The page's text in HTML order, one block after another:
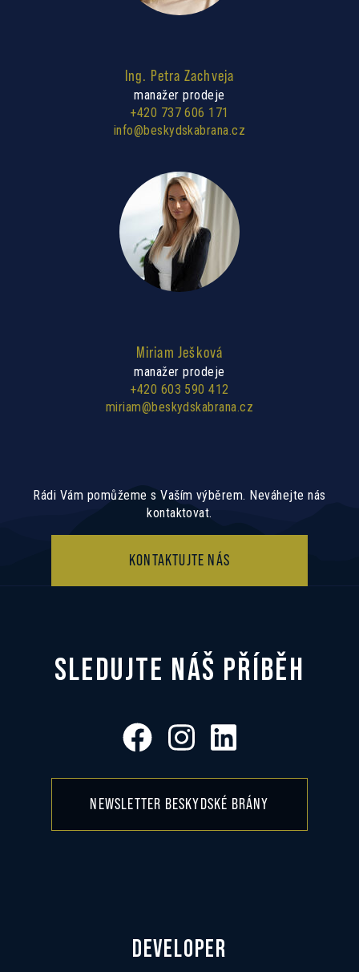
Ing. Petra Zachveja
manažer prodeje
+420 737 606 171
info@beskydskabrana.cz
Miriam Ješková
manažer prodeje
+420 603 590 412
miriam@beskydskabrana.cz
Rádi Vám pomůžeme s Vaším výběrem. Neváhejte nás
kontaktovat.
KONTAKTUJTE NÁS
SLEDUJTE NÁŠ PŘÍBĚH
NEWSLETTER BESKYDSKÉ BRÁNY
DEVELOPER